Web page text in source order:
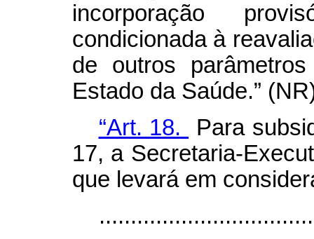
incorporação
condicionada à
de outros
Estado da Saúde.”
“Art. 18.
Para
17, a Secretaria-
que levará em